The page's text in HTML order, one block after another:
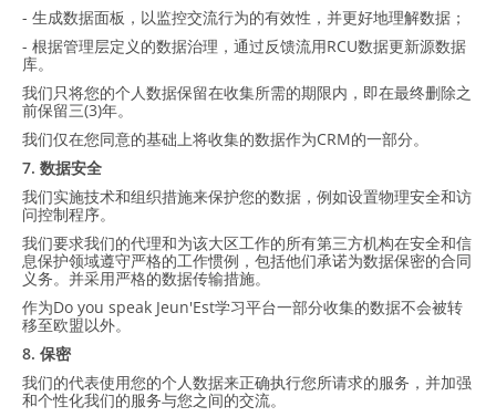
- 生成数据面板，以监控交流行为的有效性，并更好地理解数据；
- 根据管理层定义的数据治理，通过反馈流用RCU数据更新源数据
库。
我们只将您的个人数据保留在收集所需的期限内，即在最终删除之
前保留三(3)年。
我们仅在您同意的基础上将收集的数据作为CRM的一部分。
7. 数据安全
我们实施技术和组织措施来保护您的数据，例如设置物理安全和访
问控制程序。
我们要求我们的代理和为该大区工作的所有第三方机构在安全和信
息保护领域遵守严格的工作惯例，包括他们承诺为数据保密的合同
义务。并采用严格的数据传输措施。
作为Do you speak Jeun'Est学习平台一部分收集的数据不会被转
移至欧盟以外。
8. 保密
我们的代表使用您的个人数据来正确执行您所请求的服务，并加强
和个性化我们的服务与您之间的交流。